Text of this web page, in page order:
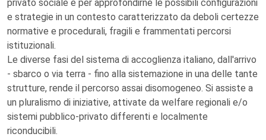
privato sociale e per approfondirne le possibili configurazioni
e strategie in un contesto caratterizzato da deboli certezze
normative e procedurali, fragili e frammentati percorsi
istituzionali.
Le diverse fasi del sistema di accoglienza italiano, dall'arrivo
- sbarco o via terra - fino alla sistemazione in una delle tante
strutture, rende il percorso assai disomogeneo. Si assiste a
un pluralismo di iniziative, attivate da welfare regionali e/o
sistemi pubblico-privato differenti e localmente
riconducibili.